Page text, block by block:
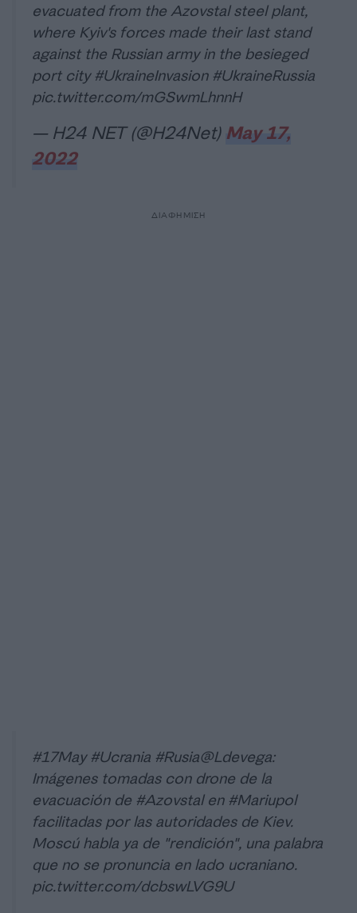
evacuated from the Azovstal steel plant,
where Kyiv's forces made their last stand
against the Russian army in the besieged
port city #UkraineInvasion #UkraineRussia
pic.twitter.com/mGSwmLhnnH
— H24 NET (@H24Net) May 17,
2022
ΔΙΑΦΗΜΙΣΗ
#17May #Ucrania #Rusia@Ldevega:
Imágenes tomadas con drone de la
evacuación de #Azovstalen #Mariupol
facilitadas por las autoridades de Kiev.
Moscú habla ya de "rendición", una palabra
que no se pronuncia en lado ucraniano.
pic.twitter.com/dcbswLVG9U